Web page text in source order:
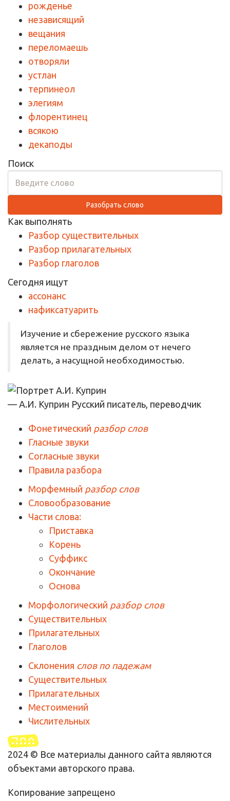
рожденье
независящий
вещания
переломаешь
отворяли
устлан
терпинеол
элегиям
флорентинец
всякою
декаподы
Поиск
Разобрать слово
Как выполнять
Разбор существительных
Разбор прилагательных
Разбор глаголов
Сегодня ищут
ассонанс
нафиксатуарить
Изучение и сбережение русского языка
является не праздным делом от нечего
делать, а насущной необходимостью.
— А.И. Куприн Русский писатель, переводчик
Фонетический разбор слов
Гласные звуки
Согласные звуки
Правила разбора
Морфемный разбор слов
Словообразование
Части слова:
Приставка
Корень
Суффикс
Окончание
Основа
Морфологический разбор слов
Существительных
Прилагательных
Глаголов
Склонения слов по падежам
Существительных
Прилагательных
Местоимений
Числительных
2024 © Все материалы данного сайта являются
объектами авторского права.
Копирование запрещено